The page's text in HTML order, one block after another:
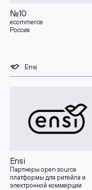
№10
ecommerce
Россия
Ensi
Ensi
Партнеры open source
платформы для ритейла и
электронной коммерции